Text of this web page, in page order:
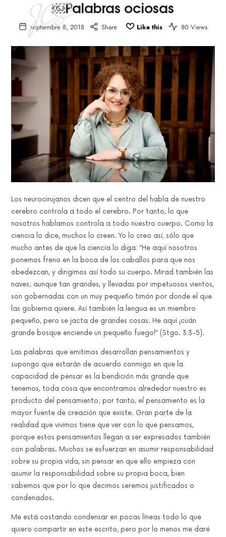
Jean
Carla
Saba
Conferencista,
Escritora
y
￼Palabras ociosas
septiembre 8, 2018 Share Like this 80 Views
Los neurocirujanos dicen que el centro del habla de nuestro
cerebro controla a todo el cerebro. Por tanto, lo que
nosotros hablamos controla a todo nuestro cuerpo. Como la
ciencia lo dice, muchos lo creen. Yo lo creo así, sólo que
mucho antes de que la ciencia lo diga: “He aquí nosotros
ponemos freno en la boca de los caballos para que nos
obedezcan, y dirigimos así todo su cuerpo. Mirad también las
naves; aunque tan grandes, y llevadas por impetuosos vientos,
son gobernadas con un muy pequeño timón por donde el que
las gobierna quiere. Así también la lengua es un miembro
pequeño, pero se jacta de grandes cosas. He aquí ¡cuán
grande bosque enciende un pequeño fuego!” (Stgo. 3:3-5).
Las palabras que emitimos desarrollan pensamientos y
supongo que estarán de acuerdo conmigo en que la
capacidad de pensar es la bendición más grande que
tenemos, toda cosa que encontramos alrededor nuestro es
producto del pensamiento; por tanto, el pensamiento es la
mayor fuente de creación que existe. Gran parte de la
realidad que vivimos tiene que ver con lo que pensamos,
porque estos pensamientos llegan a ser expresados también
con palabras. Muchos se esfuerzan en asumir responsabilidad
sobre su propia vida, sin pensar en que ello empieza con
asumir la responsabilidad sobre su propia boca, bien
sabemos que por lo que decimos seremos justificados o
condenados.
Me está costando condensar en pocas líneas todo lo que
quiero compartir en este escrito, pero por lo menos me daré